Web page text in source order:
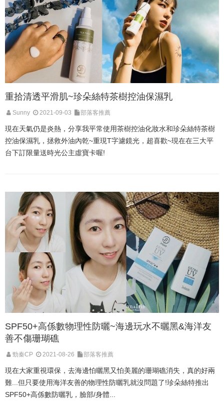
重拾清透平滑肌~珍朵絲特茶樹控油保濕乳
Sunny 2021-09-03 部落客推薦
現在天氣仍是炎熱，分享我平常使用茶樹控油化妝水和珍朵絲特茶樹
控油保濕乳，拯救外油內乾~重現T字濾鏡光，超喜歡~現在在三大平
台下訂限量送時光公主虛寶卡喔!
SPF50+高係數物理性防曬~海邊玩水不曬黑&海洋友
善不傷珊瑚礁
勁秦CP 2021-08-26 部落客推薦
現在大家重視環保，去海邊怕曬黑又怕美麗的珊瑚礁消失，真的好兩
難...但只要使用海洋友善的物理性防曬乳就沒問題了!珍朵絲特推出
SPF50+高係數防曬乳，臉部/身體...